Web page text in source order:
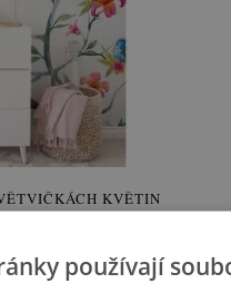
KVĚTIN
KOUPITpoužívají